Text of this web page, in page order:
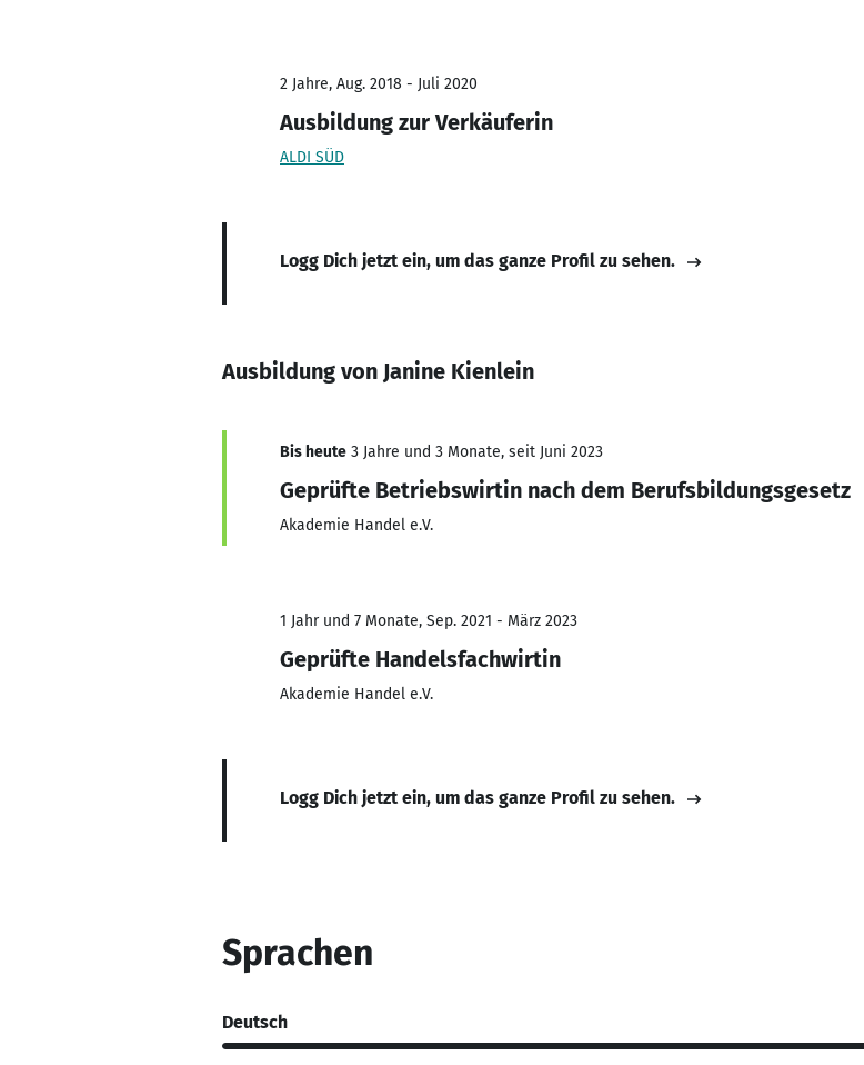
2 Jahre, Aug. 2018 - Juli 2020
Ausbildung zur Verkäuferin
ALDI SÜD
Logg Dich jetzt ein, um das ganze Profil zu sehen.
Ausbildung von Janine Kienlein
Bis heute 3 Jahre und 3 Monate, seit Juni 2023
Geprüfte Betriebswirtin nach dem Berufsbildungsgesetz
Akademie Handel e.V.
1 Jahr und 7 Monate, Sep. 2021 - März 2023
Geprüfte Handelsfachwirtin
Akademie Handel e.V.
Logg Dich jetzt ein, um das ganze Profil zu sehen.
Sprachen
Deutsch